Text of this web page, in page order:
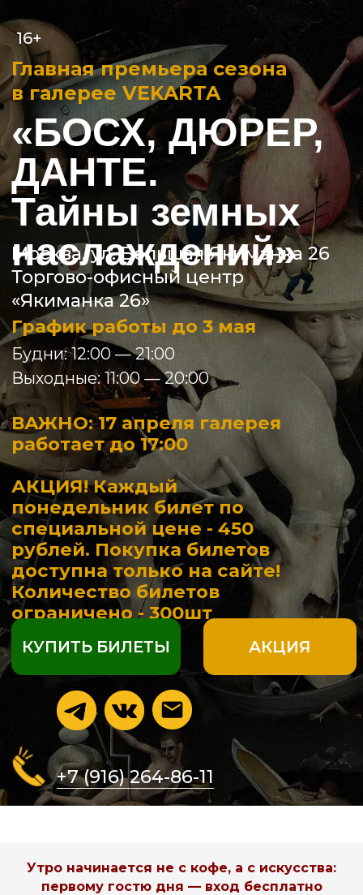
Главная премьера сезона
в галерее VEKARTA
«БОСХ, ДЮРЕР,
ДАНТЕ.
Тайны земных
наслаждений»
Москва, ул. Большая Якиманка 26
Торгово-офисный центр
«Якиманка 26»
ВАЖНО: 17 апреля галерея
работает до 17:00
АКЦИЯ! Каждый
понедельник билет по
специальной цене - 450
рублей. Покупка билетов
доступна только на сайте!
Количество билетов
ограничено - 300шт
График работы до 3 мая
Будни: 12:00 — 21:00
Выходные: 11:00 — 20:00
КУПИТЬ БИЛЕТЫ АКЦИЯ
16+
+7 (916) 264-86-11
Утро начинается не с кофе, а с искусства:
первому гостю дня — вход бесплатно